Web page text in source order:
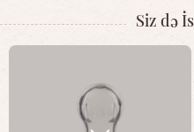
Siz də